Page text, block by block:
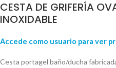
CESTA DE GRIFERÍA
INOXIDABLE
Accede como usuario para ver
Cesta portagel baño/ducha